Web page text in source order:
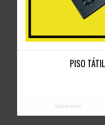
PISO
Saiba mais